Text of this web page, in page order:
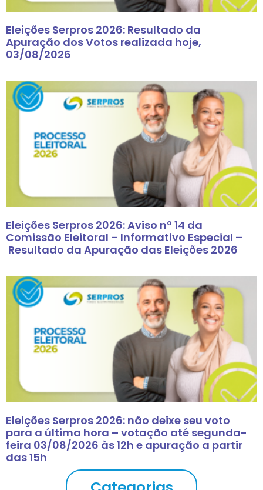
Eleições Serpros 2026: Resultado da
Apuração dos Votos realizada hoje,
03/08/2026
Eleições Serpros 2026: Aviso nº 14 da
Comissão Eleitoral – Informativo Especial –
Resultado da Apuração das Eleições 2026
Eleições Serpros 2026: não deixe seu voto
para a última hora – votação até segunda-
feira 03/08/2026 às 12h e apuração a partir
das 15h